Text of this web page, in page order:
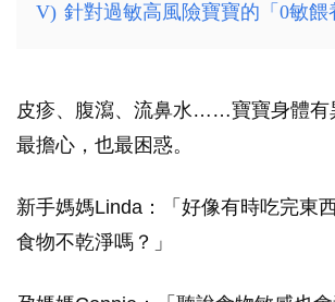
V) 針對過敏高風險寶寶的「0敏餵
皮疹、腹瀉、流鼻水……寶寶身體有
最擔心，也最困惑。
新手媽媽Linda：「好像有時吃完東
食物不乾淨嗎？」